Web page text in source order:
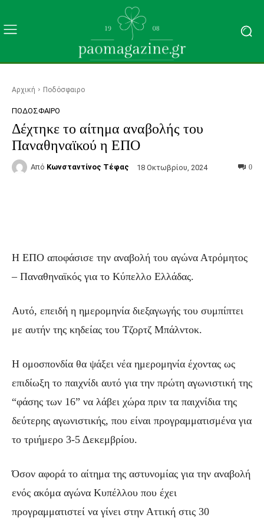
Αρχική Ποδόσφαιρο
ΠΟΔΌΣΦΑΙΡΟ
Δέχτηκε το αίτημα αναβολής του
Παναθηναϊκού η ΕΠΟ
Από Κωνσταντίνος Τέφας 18 Οκτωβρίου, 2024 0
Η ΕΠΟ αποφάσισε την αναβολή του αγώνα Ατρόμητος
– Παναθηναϊκός για το Κύπελλο Ελλάδας.
Αυτό, επειδή η ημερομηνία διεξαγωγής του συμπίπτει
με αυτήν της κηδείας του Τζορτζ Μπάλντοκ.
Η ομοσπονδία θα ψάξει νέα ημερομηνία έχοντας ως
επιδίωξη το παιχνίδι αυτό για την πρώτη αγωνιστική της
“φάσης των 16” να λάβει χώρα πριν τα παιχνίδια της
δεύτερης αγωνιστικής, που είναι προγραμματισμένα για
το τριήμερο 3-5 Δεκεμβρίου.
Όσον αφορά το αίτημα της αστυνομίας για την αναβολή
ενός ακόμα αγώνα Κυπέλλου που έχει
προγραμματιστεί να γίνει στην Αττική στις 30